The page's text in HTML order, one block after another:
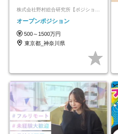
オープンポジション
500～1500万円
東京都_神奈川県